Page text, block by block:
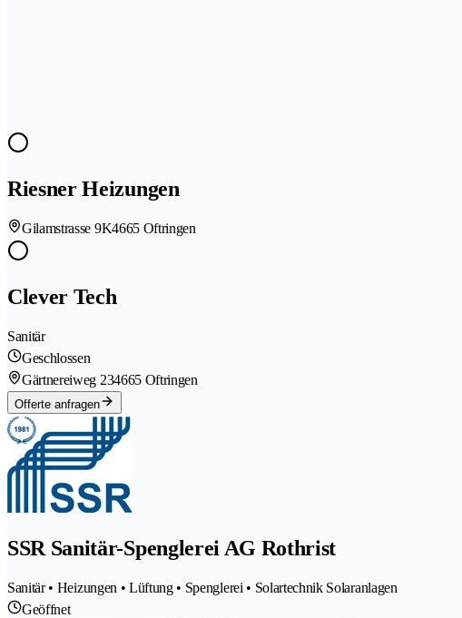
Riesner Heizungen
Gilamstrasse 9K4665 Oftringen
Clever Tech
Sanitär
Geschlossen
Gärtnereiweg 234665 Oftringen
Offerte anfragen
SSR Sanitär-Spenglerei AG Rothrist
Sanitär • Heizungen • Lüftung • Spenglerei • Solartechnik Solaranlagen
Geöffnet